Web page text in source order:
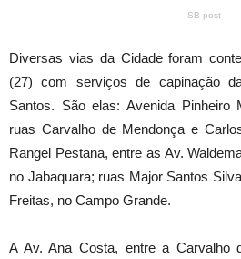
SB post
Diversas vias da Cidade foram
(27) com serviços de capinação
Santos. São elas: Avenida Pinheiro
ruas Carvalho de Mendonça e
Rangel Pestana, entre as Av.
no Jabaquara; ruas Major Santos
Freitas, no Campo Grande.
A Av. Ana Costa, entre a Carvalho